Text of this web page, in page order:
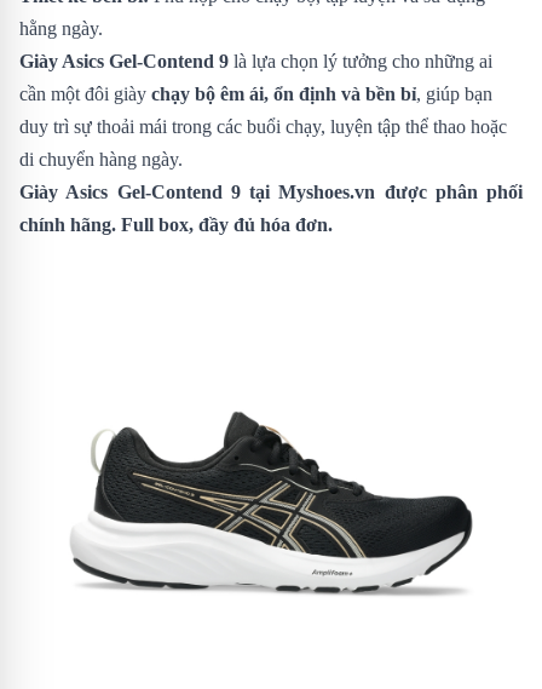
hằng ngày.
Giày Asics Gel-Contend 9 là lựa chọn lý tưởng cho những ai
cần một đôi giày chạy bộ êm ái, ổn định và bền bỉ, giúp bạn
duy trì sự thoải mái trong các buổi chạy, luyện tập thể thao hoặc
di chuyển hàng ngày.
Giày Asics Gel-Contend 9tại Myshoes.vn được phân phối
chính hãng. Full box, đầy đủ hóa đơn.